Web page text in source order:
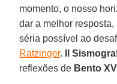
momento, o nosso
dar a melhor
séria possível ao
Ratzinger. Il
reflexões de Bento XVI